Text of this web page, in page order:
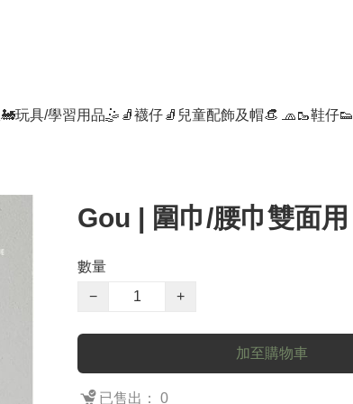
🚂玩具/學習用品🤹 🧦襪仔🧦 兒童配飾及帽👒 🧢🥾鞋仔👟
Gou | 圍巾/腰巾雙面用
數量
−
+
加至購物車
已售出： 0